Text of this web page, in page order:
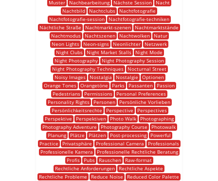
Muster
Nachbearbeitung Nächste Session
Nacht
Nachtbild
Nachtclubs
Nachtfotografie
Nachtfotografie-session
Nachtfotografie-techniken
Nächtliche Straße
Nachtmarkt-szenen
Nachtmarktstände
Nachtmodus
Nachtszenen Nachtwolken
Natur
Neon Lights
Neon-signs Neonlichter
Netzwerk
Night Clubs
Night Market Stalls
Night Mode
Night Photography
Night Photography Session
Night Photography Techniques
Nocturnal Street
Noisy Images
Nostalgia Nostalgie
Optionen
Orange Tones
Orangetöne Parks Passanten
Passion
Pedestrians
Permissions
Personal Preferences
Personality Rights
Personen
Persönliche Vorlieben
Persönlichkeitsrechte
Perspective
Perspectives
Perspektive
Perspektiven Photo Walk
Photographing
Photography Adventure
Photography Course
Photowalk
Planung
Plätze Plätzen Post-processing
Powerful
Practice
Privatsphäre Professional Camera
Professionals
Professionelle Kamera
Professionelle Rechtliche Beratung
Profis
Pubs Rauschen
Raw-format
Rechtliche Anforderungen
Rechtliche Aspekte
Rechtliche Probleme
Reduce Noise
Reduced Color Palette